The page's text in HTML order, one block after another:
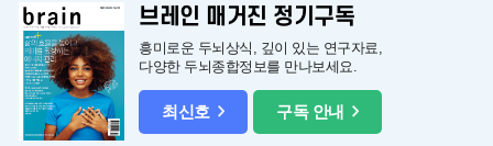
브레인 매거진 정기구독
흥미로운 두뇌상식, 깊이 있는 연구자료,
다양한 두뇌종합정보를 만나보세요.
최신호 구독 안내